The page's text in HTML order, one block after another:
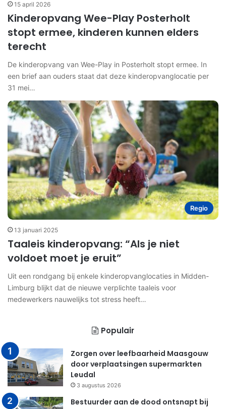
15 april 2026
Kinderopvang Wee-Play Posterholt
stopt ermee, kinderen kunnen elders
terecht
De kinderopvang van Wee-Play in Posterholt stopt ermee. In
een brief aan ouders staat dat deze kinderopvanglocatie per
31 mei…
Regio
13 januari 2025
Taaleis kinderopvang: “Als je niet
voldoet moet je eruit”
Uit een rondgang bij enkele kinderopvanglocaties in Midden-
Limburg blijkt dat de nieuwe verplichte taaleis voor
medewerkers nauwelijks tot stress heeft…
Populair
Zorgen over leefbaarheid Maasgouw
door verplaatsingen supermarkten
Leudal
3 augustus 2026
Bestuurder aan de dood ontsnapt bij